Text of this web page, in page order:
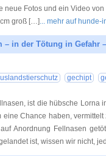
neue Fotos und ein Video
groß […]... mehr auf hunde-
– in der Tötung in Gefahr
gechipt
ist die hübsche Lorna
Chance haben,
Anordnung Fellnasen
ist, wissen wir nicht,